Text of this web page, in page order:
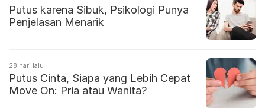
Putus karena Sibuk, Psikologi Punya
Penjelasan Menarik
28 hari lalu
Putus Cinta, Siapa yang Lebih Cepat
Move On: Pria atau Wanita?